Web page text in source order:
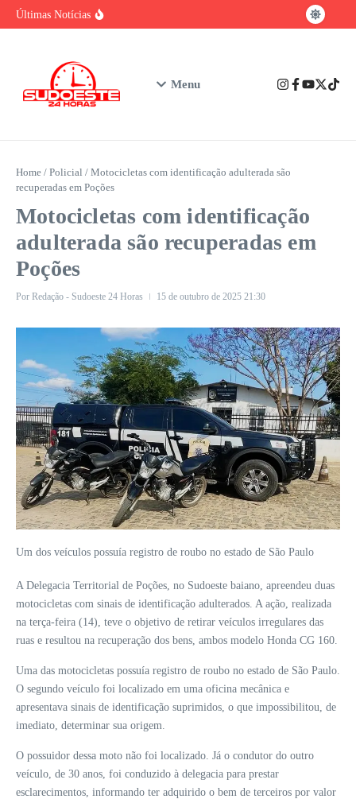
Ir para o conteúdo
Últimas Notícias
Nubank assume o posto de maior instituição
financeira privada do Brasil em número de
Menu
Home / Policial / Motocicletas com identificação adulterada são
recuperadas em Poções
Motocicletas com identificação
adulterada são recuperadas em
Poções
Por Redação - Sudoeste 24 Horas 15 de outubro de 2025 21:30
Um dos veículos possuía registro de roubo no estado de São Paulo
A Delegacia Territorial de Poções, no Sudoeste baiano, apreendeu duas
motocicletas com sinais de identificação adulterados. A ação, realizada
na terça-feira (14), teve o objetivo de retirar veículos irregulares das
ruas e resultou na recuperação dos bens, ambos modelo Honda CG 160.
Uma das motocicletas possuía registro de roubo no estado de São Paulo.
O segundo veículo foi localizado em uma oficina mecânica e
apresentava sinais de identificação suprimidos, o que impossibilitou, de
imediato, determinar sua origem.
O possuidor dessa moto não foi localizado. Já o condutor do outro
veículo, de 30 anos, foi conduzido à delegacia para prestar
esclarecimentos, informando ter adquirido o bem de terceiros por valor